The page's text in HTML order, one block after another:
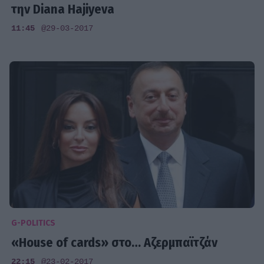
την Diana Hajiyeva
11:45 @29-03-2017
G-POLITICS
«House of cards» στο… Αζερμπαϊτζάν
22:15 @23-02-2017